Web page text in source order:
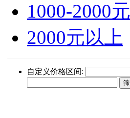
1000-2000元
2000元以上
自定义价格区间: